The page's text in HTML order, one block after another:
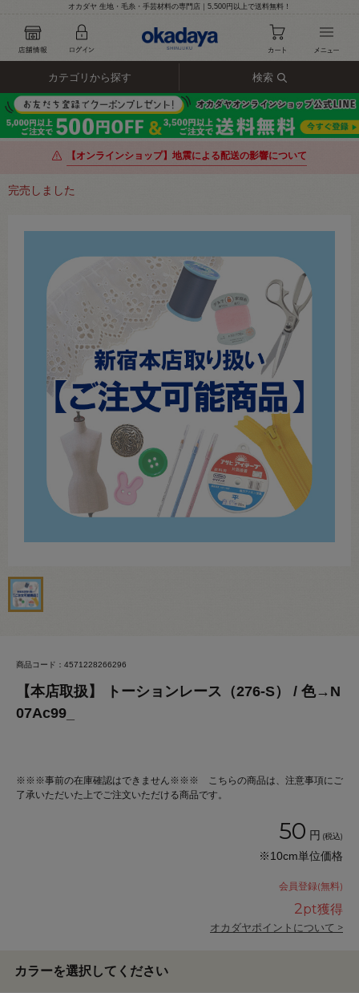
オカダヤ 生地・毛糸・手芸材料の専門店｜5,500円以上で送料無料！
カテゴリから探す 検索
【オンラインショップ】地震による配送の影響について
完売しました
商品コード：4571228266296
【本店取扱】 トーションレース（276-S） / 色→N
07Ac99_
※※※事前の在庫確認はできません※※※ こちらの商品は、注意事項にご
了承いただいた上でご注文いただける商品です。
50 円 (税込)
※10cm単位価格
会員登録(無料)
2pt獲得
オカダヤポイントについて >
カラーを選択してください